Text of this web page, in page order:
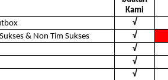
Kami
√
& Non Tim Sukses
√
√
√
√